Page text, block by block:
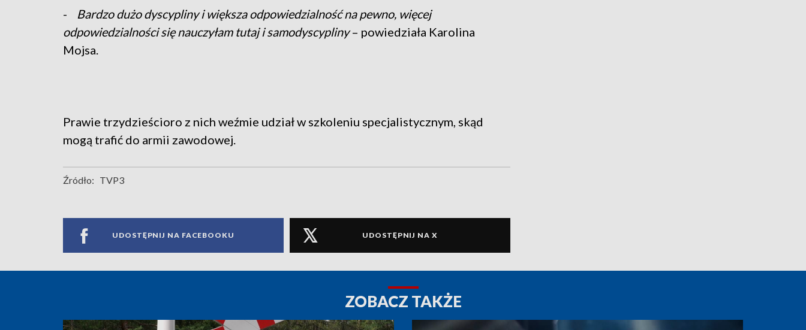
- Bardzo dużo dyscypliny i większa odpowiedzialność na pewno, więcej
odpowiedzialności się nauczyłam tutaj i samodyscypliny– powiedziała Karolina
Mojsa.
Prawie trzydzieścioro z nich weźmie udział w szkoleniu specjalistycznym, skąd
mogą trafić do armii zawodowej.
Źródło: TVP3
UDOSTĘPNIJ NA FACEBOOKU UDOSTĘPNIJ NA X
ZOBACZ TAKŻE